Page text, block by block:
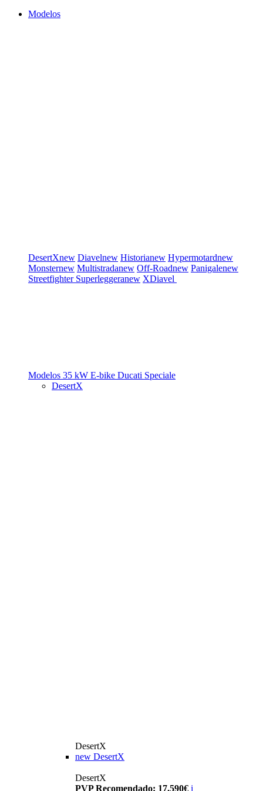
Modelos
DesertXnew Diavelnew Historianew Hypermotardnew
Monsternew Multistradanew Off-Roadnew Panigalenew
Streetfighter Superleggeranew XDiavel
Modelos 35 kW E-bike Ducati Speciale
DesertX
DesertX
new DesertX
DesertX
PVP Recomendado: 17.590€ i